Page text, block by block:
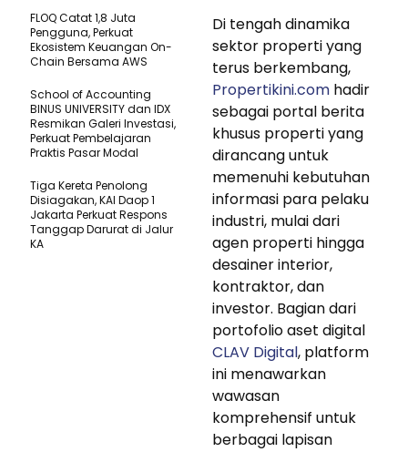
Di tengah dinamika
sektor properti yang
terus berkembang,
Propertikini.com hadir
sebagai portal berita
khusus properti yang
dirancang untuk
memenuhi kebutuhan
informasi para pelaku
industri, mulai dari
agen properti hingga
desainer interior,
kontraktor, dan
investor. Bagian dari
portofolio aset digital
CLAV Digital, platform
ini menawarkan
wawasan
komprehensif untuk
berbagai lapisan
FLOQ Catat 1,8 Juta
Pengguna, Perkuat
Ekosistem Keuangan On-
Chain Bersama AWS
School of Accounting
BINUS UNIVERSITY dan IDX
Resmikan Galeri Investasi,
Perkuat Pembelajaran
Praktis Pasar Modal
Tiga Kereta Penolong
Disiagakan, KAI Daop 1
Jakarta Perkuat Respons
Tanggap Darurat di Jalur
KA